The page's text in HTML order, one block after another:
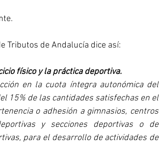
Tributos de Andalucía dice así:
físico y la práctica deportiva.
en la cuota íntegra autonómica del
15% de las cantidades satisfechas en el
o adhesión a gimnasios, centros
y secciones deportivas o de
para el desarrollo de actividades de